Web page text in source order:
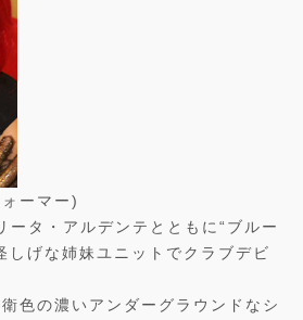
ーマー)
ータ・アルデンテとともに“ブルー
しげな姉妹ユニットでクラブデビ
色の濃いアンダーグラウンドなシ